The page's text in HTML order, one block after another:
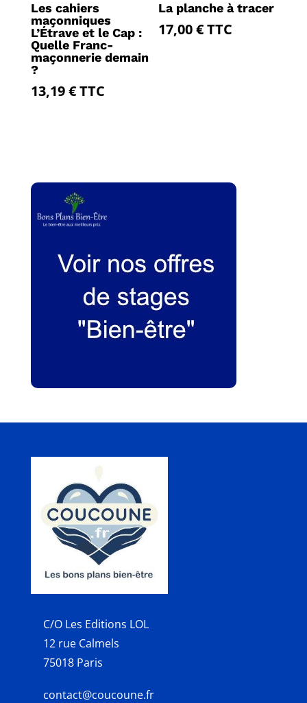
Les cahiers
maçonniques
L’Étrave et le Cap :
Quelle Franc-
maçonnerie demain
?
13,19€TTC
La planche à tracer
17,00€TTC
C/O Les Editions LOL
12 rue Calmels
75018 Paris
contact@coucoune.fr